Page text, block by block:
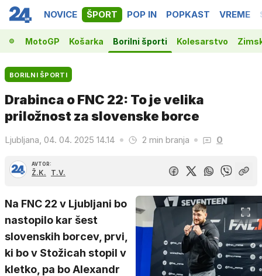
NOVICE ŠPORT POP IN POPKAST VREME
1 MotoGP Košarka Borilni športi Kolesarstvo
BORILNI ŠPORTI
Drabinca o FNC 22: To je velika
priložnost za slovenske borce
Ljubljana, 04. 04. 2025 14.14 2 min branja 0
AVTOR:
Ž.K. T.V.
Na FNC 22 v Ljubljani bo
nastopilo kar šest
slovenskih borcev, prvi,
ki bo v Stožicah stopil v
kletko, pa bo Alexandr